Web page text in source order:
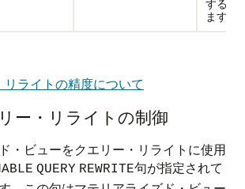
する必
ます。
リライトの精度について
ー・リライトの制御
・ビューをクエリー・リライトに使用
QUERY REWRITE句が指定されて